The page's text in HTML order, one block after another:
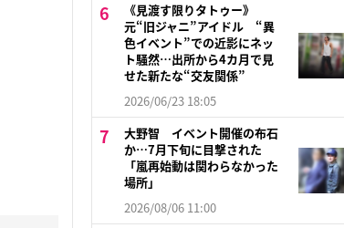
《見渡す限りタトゥー》
元“旧ジャニ”アイドル “異
色イベント”での近影にネッ
ト騒然…出所から4カ月で見
せた新たな“交友関係”
2026/06/23 18:05
大野智 イベント開催の布石
か…7月下旬に目撃された
「嵐再始動は関わらなかった
場所」
2026/08/06 11:00